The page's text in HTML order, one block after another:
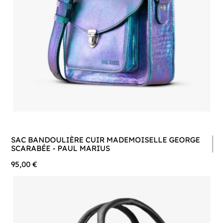
SAC BANDOULIÈRE CUIR MADEMOISELLE GEORGE
SCARABÉE - PAUL MARIUS
95,00 €